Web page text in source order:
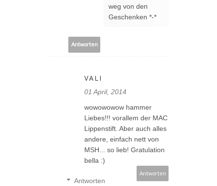
weg von den
Geschenken *-*
Antworten
VALI
01 April, 2014
wowowowow hammer
Liebes!!! vorallem der MAC
Lippenstift. Aber auch alles
andere, einfach nett von
MSH... so lieb! Gratulation
bella :)
Antworten
Antworten